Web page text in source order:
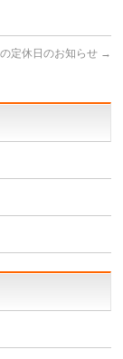
定休日のお知らせ →